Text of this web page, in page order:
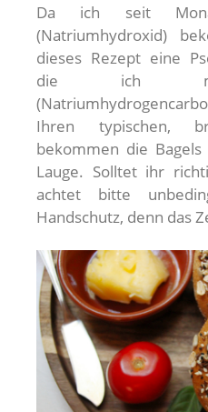
Da ich seit
(Natriumhydroxid)
dieses Rezept eine
die ich mit
Ihren typischen,
bekommen die
Lauge. Solltet ihr
achtet bitte
Handschutz, denn das